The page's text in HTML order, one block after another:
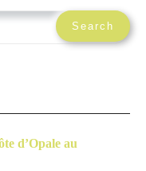
d’Opale au